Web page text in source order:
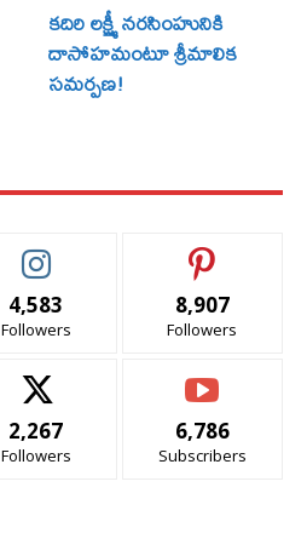
కదిరి లక్ష్మీ నరసింహునికి
దాసోహమంటూ శ్రీమాలిక
సమర్పణ!
4,583
Followers
8,907
Followers
2,267
Followers
6,786
Subscribers